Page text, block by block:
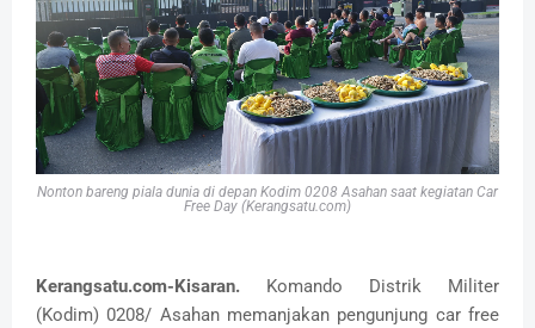
Nonton bareng piala dunia di depan Kodim 0208 Asahan saat kegiatan Car
Free Day (Kerangsatu.com)
Kerangsatu.com-Kisaran. Komando Distrik Militer
(Kodim) 0208/ Asahan memanjakan pengunjung car free